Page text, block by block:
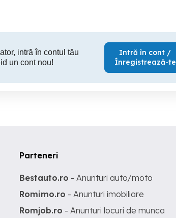
intră în contul tău
un cont nou!
Intră în cont /
Înregistrează-te
Parteneri
Bestauto.ro - Anunturi auto/moto
Romimo.ro - Anunturi imobiliare
Romjob.ro - Anunturi locuri de munca